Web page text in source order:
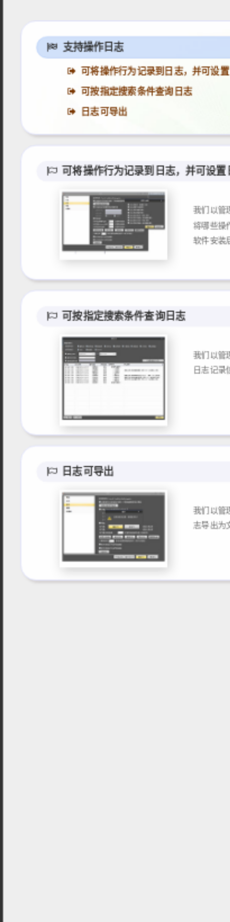
支持操作日志
可将操作行为记录到日志，并可设
可按指定搜索条件查询日志
日志可导出
可将操作行为记录到日志，并可设置
我们以管
将哪些操
可按指定搜索条件查询日志
我们以管
日志可导出
我们以管